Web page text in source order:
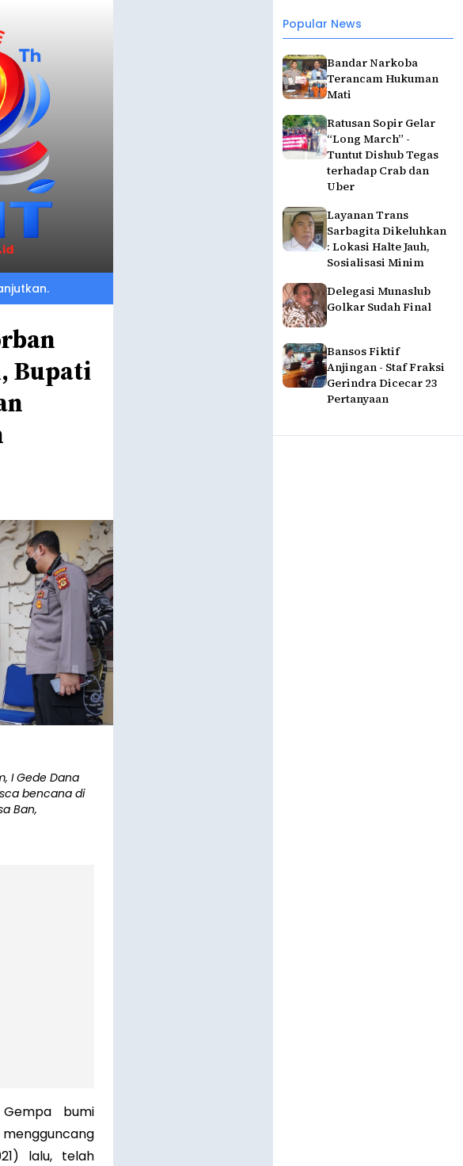
Popular News
Bandar Narkoba
Terancam Hukuman
Mati
Ratusan Sopir Gelar
“Long March” -
Tuntut Dishub Tegas
terhadap Crab dan
Uber
Layanan Trans
Sarbagita Dikeluhkan
: Lokasi Halte Jauh,
Sosialisasi Minim
Delegasi Munaslub
Golkar Sudah Final
Bansos Fiktif
Anjingan - Staf Fraksi
Gerindra Dicecar 23
Pertanyaan
Bupati
I Gede Dana
bencana di
Ban,
Gempa bumi
lalu, telah